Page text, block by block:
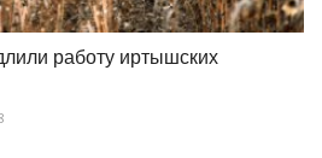
работу иртышских